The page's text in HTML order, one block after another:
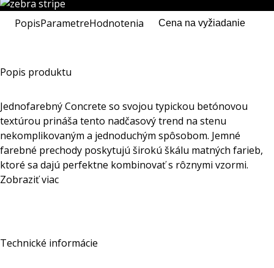
PopisParametreHodnotenia Cena na vyžiadanie
Popis produktu
Jednofarebný Concrete so svojou typickou betónovou
textúrou prináša tento nadčasový trend na stenu
nekomplikovaným a jednoduchým spôsobom. Jemné
farebné prechody poskytujú širokú škálu matných farieb,
ktoré sa dajú perfektne kombinovať s rôznymi vzormi.
Zobraziť viac
Technické informácie